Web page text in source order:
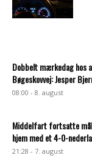
Dobbelt mærkedag hos
Bøgeskovvej: Jesper
08:00 - 8. august
Middelfart fortsatte
hjem med et 4-0-
21:28 - 7. august